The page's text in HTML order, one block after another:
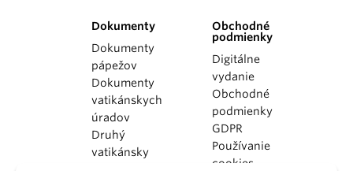
Dokumenty
Dokumenty
pápežov
Dokumenty
vatikánskych
úradov
Druhý
vatikánsky
Obchodné
podmienky
Digitálne
vydanie
Obchodné
podmienky
GDPR
Používanie
cookies